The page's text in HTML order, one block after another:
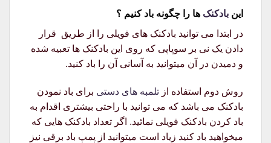
این بادکنک ها را چگونه باد کنیم ؟
در ابتدا می توانید بادکنک های فویلی را از طریق قرار
دادن یک نی بر سوپاپی که روی این بادکنک ها تعبیه شده
و دمیدن در آن میتوانید به آسانی آن را باد کنید.
روش دوم استفاده از تلمبه های دستی برای باد نمودن
بادکنک می باشد که می توانید با راحتی بیشتری اقدام به
باد کردن بادکنک فویلی نمائید. اگر تعداد بادکنک هایی که
میخواهید باد کنید زیاد است میتوانید از پمپ باد برقی نیز